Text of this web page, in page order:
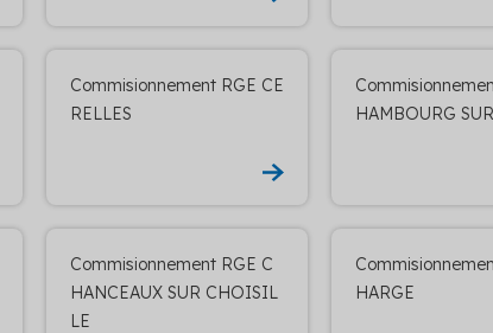
Commisionnement RGE CE
RELLES
HAMBOURG
Commisionnement RGE C
HANCEAUX SUR CHOISIL
LE
HARGE